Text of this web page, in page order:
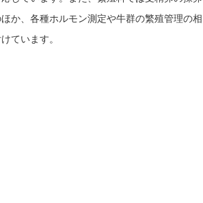
か、各種ホルモン測定や牛群の繁殖管理の相
ています。